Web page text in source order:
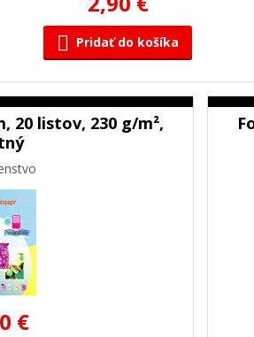
Pridať do košíka
20 listov, 230 g/m²,
€